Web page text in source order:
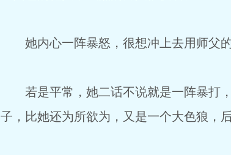
她内心一阵暴怒，很想冲上去用师父的
若是平常，她二话不说就是一阵暴打，
子，比她还为所欲为，又是一个大色狼，